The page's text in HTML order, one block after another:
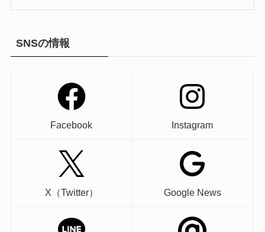
SNSの情報
Facebook Instagram
X（Twitter） Google News